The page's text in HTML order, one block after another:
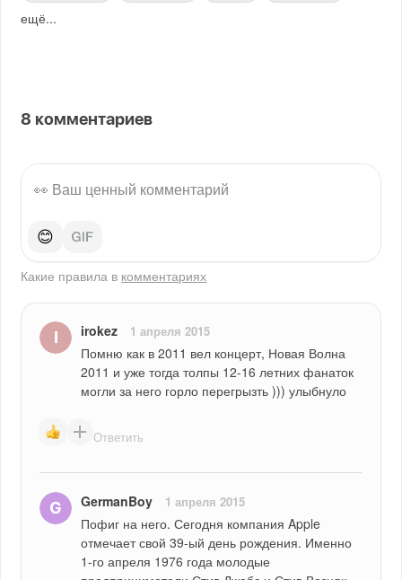
ещё...
8 комментариев
😊
Какие правила в комментариях
irokez 1 апреля 2015
Помню как в 2011 вел концерт, Новая Волна
2011 и уже тогда толпы 12-16 летних фанаток
могли за него горло перегрызть ))) улыбнуло
Ответить
GermanBoy 1 апреля 2015
Пофиг на него. Сегодня компания Apple
отмечает свой 39-ый день рождения. Именно
1-го апреля 1976 года молодые